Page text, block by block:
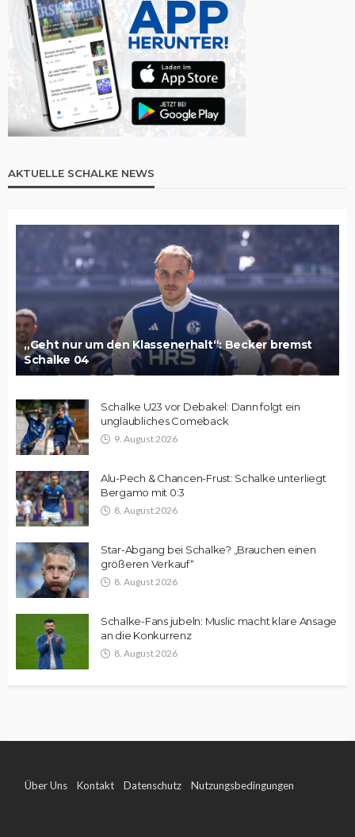
AKTUELLE SCHALKE NEWS
„Geht nur um den Klassenerhalt“: Becker bremst
Schalke 04
Schalke U23 vor Debakel: Dann folgt ein
unglaubliches Comeback
9. August 2026
Alu-Pech & Chancen-Frust: Schalke unterliegt
Bergamo mit 0:3
8. August 2026
Star-Abgang bei Schalke? „Brauchen einen
größeren Verkauf“
8. August 2026
Schalke-Fans jubeln: Muslic macht klare Ansage
an die Konkurrenz
8. August 2026
Über Uns Kontakt Datenschutz Nutzungsbedingungen